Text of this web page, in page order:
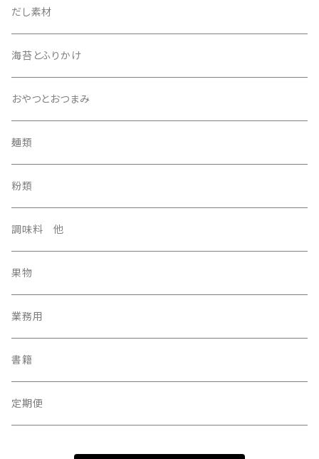
5000円セット
その他
だし素材
海苔とふりかけ
おやつとおつまみ
麺類
粉類
調味料 他
果物
業務用
書籍
定期便